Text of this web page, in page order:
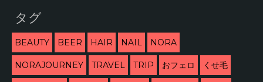
タグ
BEAUTY BEER HAIR NAIL NORA
NORAJOURNEY TRAVEL TRIP おフェロ くせ毛